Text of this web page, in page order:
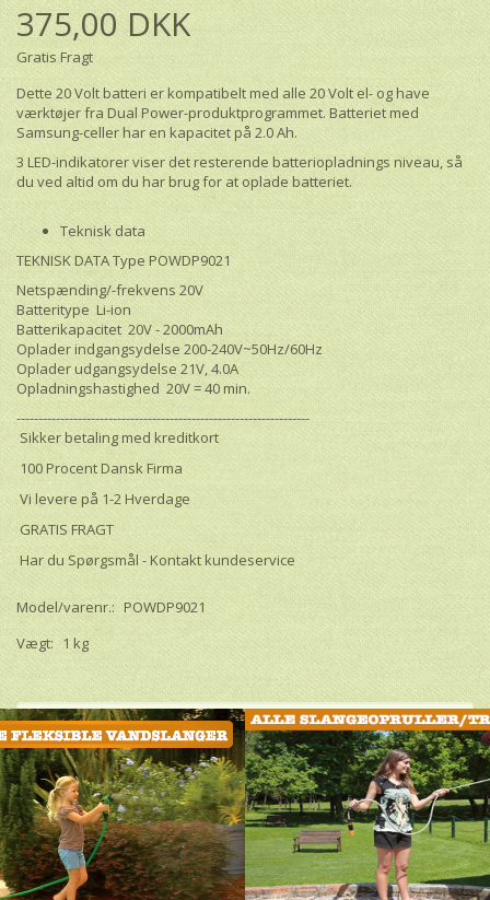
375,00 DKK
Gratis Fragt
Dette 20 Volt batteri er kompatibelt med alle 20 Volt el- og have
værktøjer fra Dual Power-produktprogrammet. Batteriet med
Samsung-celler har en kapacitet på 2.0 Ah.
3 LED-indikatorer viser det resterende batteriopladnings niveau, så
du ved altid om du har brug for at oplade batteriet.
Teknisk data
TEKNISK DATA Type POWDP9021
Netspænding/-frekvens 20V
Batteritype Li-ion
Batterikapacitet 20V - 2000mAh
Oplader indgangsydelse 200-240V~50Hz/60Hz
Oplader udgangsydelse 21V, 4.0A
Opladningshastighed 20V = 40 min.
-------------------------------------------------------------------
Sikker betaling med kreditkort
100 Procent Dansk Firma
Vi levere på 1-2 Hverdage
GRATIS FRAGT
Har du Spørgsmål - Kontakt kundeservice
Model/varenr.: POWDP9021
Vægt: 1 kg